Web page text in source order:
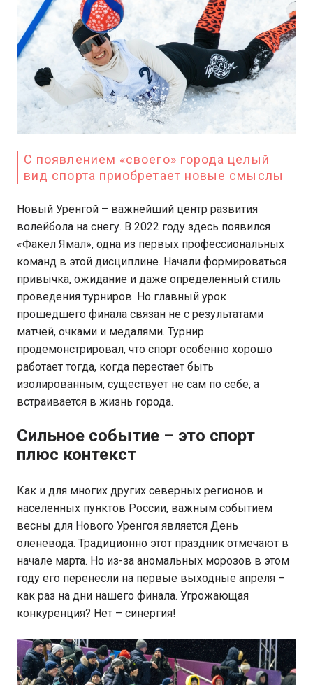
С появлением «своего» города целый
вид спорта приобретает новые смыслы
Новый Уренгой – важнейший центр развития
волейбола на снегу. В 2022 году здесь появился
«Факел Ямал», одна из первых профессиональных
команд в этой дисциплине. Начали формироваться
привычка, ожидание и даже определенный стиль
проведения турниров. Но главный урок
прошедшего финала связан не с результатами
матчей, очками и медалями. Турнир
продемонстрировал, что спорт особенно хорошо
работает тогда, когда перестает быть
изолированным, существует не сам по себе, а
встраивается в жизнь города.
Сильное событие – это спорт
плюс контекст
Как и для многих других северных регионов и
населенных пунктов России, важным событием
весны для Нового Уренгоя является День
оленевода. Традиционно этот праздник отмечают в
начале марта. Но из-за аномальных морозов в этом
году его перенесли на первые выходные апреля –
как раз на дни нашего финала. Угрожающая
конкуренция? Нет – синергия!